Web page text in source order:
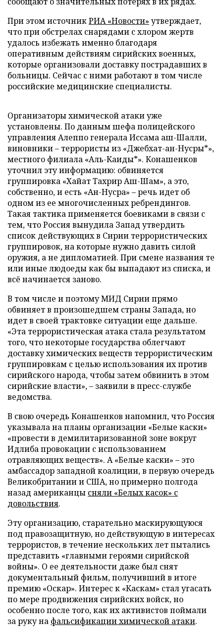
При этом источникРИА «Новости» утверждает,
что при обстрелах снарядами с хлором жертв
удалось избежать именно благодаря
оперативным действиям сирийских военных,
которые организовали доставку пострадавших в
больницы. Сейчас с ними работают в том числе
российские медицинские специалисты.
Организаторы химической атаки уже
установлены. По данным шефа полицейского
управления Алеппо генерала Иссама аш-Шалли,
виновники – террористы из «Джебхат-ан-Нусры*»,
местного филиала «Аль-Каиды*». Конашенков
уточнил эту информацию: обвиняется
группировка «Хайат Тахрир Аш-Шам», а это,
собственно, и есть «Ан-Нусра» – речь идет об
одном из ее многочисленных ребрендингов.
Такая тактика применяется боевиками в связи с
тем, что Россия вынудила Запад утвердить
список действующих в Сирии террористических
группировок, на которые нужно давить силой
оружия, а не дипломатией. При смене названия те
или иные людоеды как бы выпадают из списка, и
всё начинается заново.
В том числе и поэтому МИД Сирии прямо
обвиняет в произошедшем страны Запада, но
идет в своей трактовке ситуации еще дальше.
«Эта террористическая атака стала результатом
того, что некоторые государства облегчают
доставку химических веществ террористическим
группировкам с целью использования их против
сирийского народа, чтобы затем обвинить в этом
сирийские власти», – заявили в пресс-службе
ведомства.
В свою очередь Конашенков напомнил, что Россия
указывала на планы организации «Белые каски»
«провести в демилитаризованной зоне вокруг
Идлиба провокации с использованием
отравляющих веществ». А «Белые каски» – это
амбассадор западной коалиции, в первую очередь
Великобритании и США, но примерно полгода
назад американцы сняли «Белых касок» с
довольствия.
Эту организацию, старательно маскирующуюся
под правозащитную, но действующую в интересах
террористов, в течение нескольких лет пытались
представить «главными героями сирийской
войны». О ее деятельности даже был снят
документальный фильм, получивший в итоге
премию «Оскар». Интерес к «Каскам» стал угасать
по мере продвижения сирийских войск, но
особенно после того, как их активистов поймали
за руку на фальсификации химической атаки.